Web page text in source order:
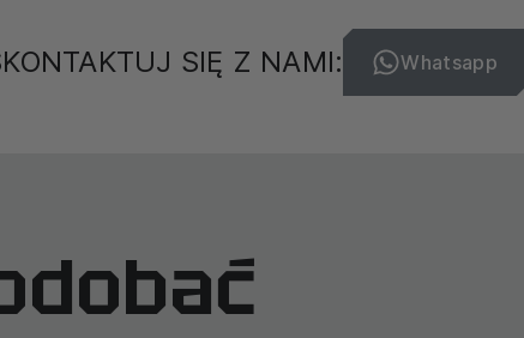
SIĘ Z NAMI: Whatsapp